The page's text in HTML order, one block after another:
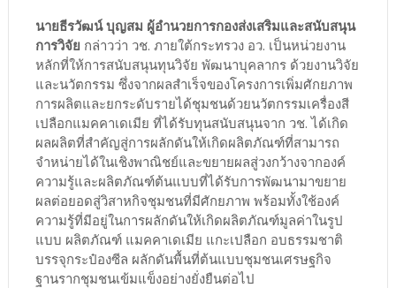
นายธีรวัฒน์ บุญสม ผู้อำนวยการกองส่งเสริมและสนับสนุน
การวิจัย กล่าวว่า วช. ภายใต้กระทรวง อว. เป็นหน่วยงาน
หลักที่ให้การสนับสนุนทุนวิจัย พัฒนาบุคลากร ด้วยงานวิจัย
และนวัตกรรม ซึ่งจากผลสำเร็จของโครงการเพิ่มศักยภาพ
การผลิตและยกระดับรายได้ชุมชนด้วยนวัตกรรมเครื่องสี
เปลือกแมคคาเดเมีย ที่ได้รับทุนสนับสนุนจาก วช. ได้เกิด
ผลผลิตที่สำคัญสู่การผลักดันให้เกิดผลิตภัณฑ์ที่สามารถ
จำหน่ายได้ในเชิงพาณิชย์และขยายผลสู่วงกว้างจากองค์
ความรู้และผลิตภัณฑ์ต้นแบบที่ได้รับการพัฒนามาขยาย
ผลต่อยอดสู่วิสาหกิจชุมชนที่มีศักยภาพ พร้อมทั้งใช้องค์
ความรู้ที่มีอยู่ในการผลักดันให้เกิดผลิตภัณฑ์มูลค่าในรูป
แบบ ผลิตภัณฑ์ แมคคาเดเมีย แกะเปลือก อบธรรมชาติ
บรรจุกระป๋องซีล ผลักดันพื้นที่ต้นแบบชุมชนเศรษฐกิจ
ฐานรากชุมชนเข้มแข็งอย่างยั่งยืนต่อไป